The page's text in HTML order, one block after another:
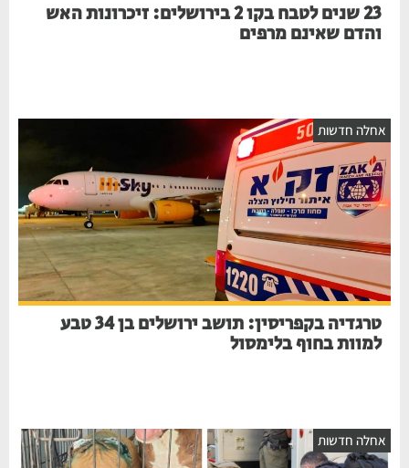
23 שנים לטבח בקו 2 בירושלים: זיכרונות האש
והדם שאינם מרפים
אחלה חדשות
טרגדיה בקפריסין: תושב ירושלים בן 34 טבע
למוות בחוף בלימסול
אחלה חדשות